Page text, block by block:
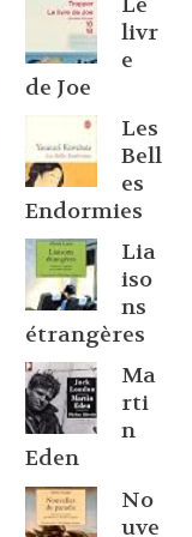
livr
e
de Joe
Les
Bell
es
Endormies
Lia
iso
ns
étrangères
Ma
rti
n
Eden
No
uve